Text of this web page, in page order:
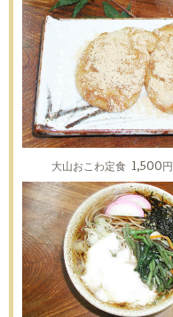
大山おこわ定食